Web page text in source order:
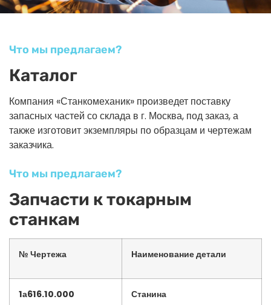
Что мы предлагаем?
Каталог
Компания «Станкомеханик» произведет поставку
запасных частей со склада в г. Москва, под заказ, а
также изготовит экземпляры по образцам и чертежам
заказчика.
Что мы предлагаем?
Запчасти к токарным
станкам
№ Чертежа Наименование детали
1а616.10.000 Станина